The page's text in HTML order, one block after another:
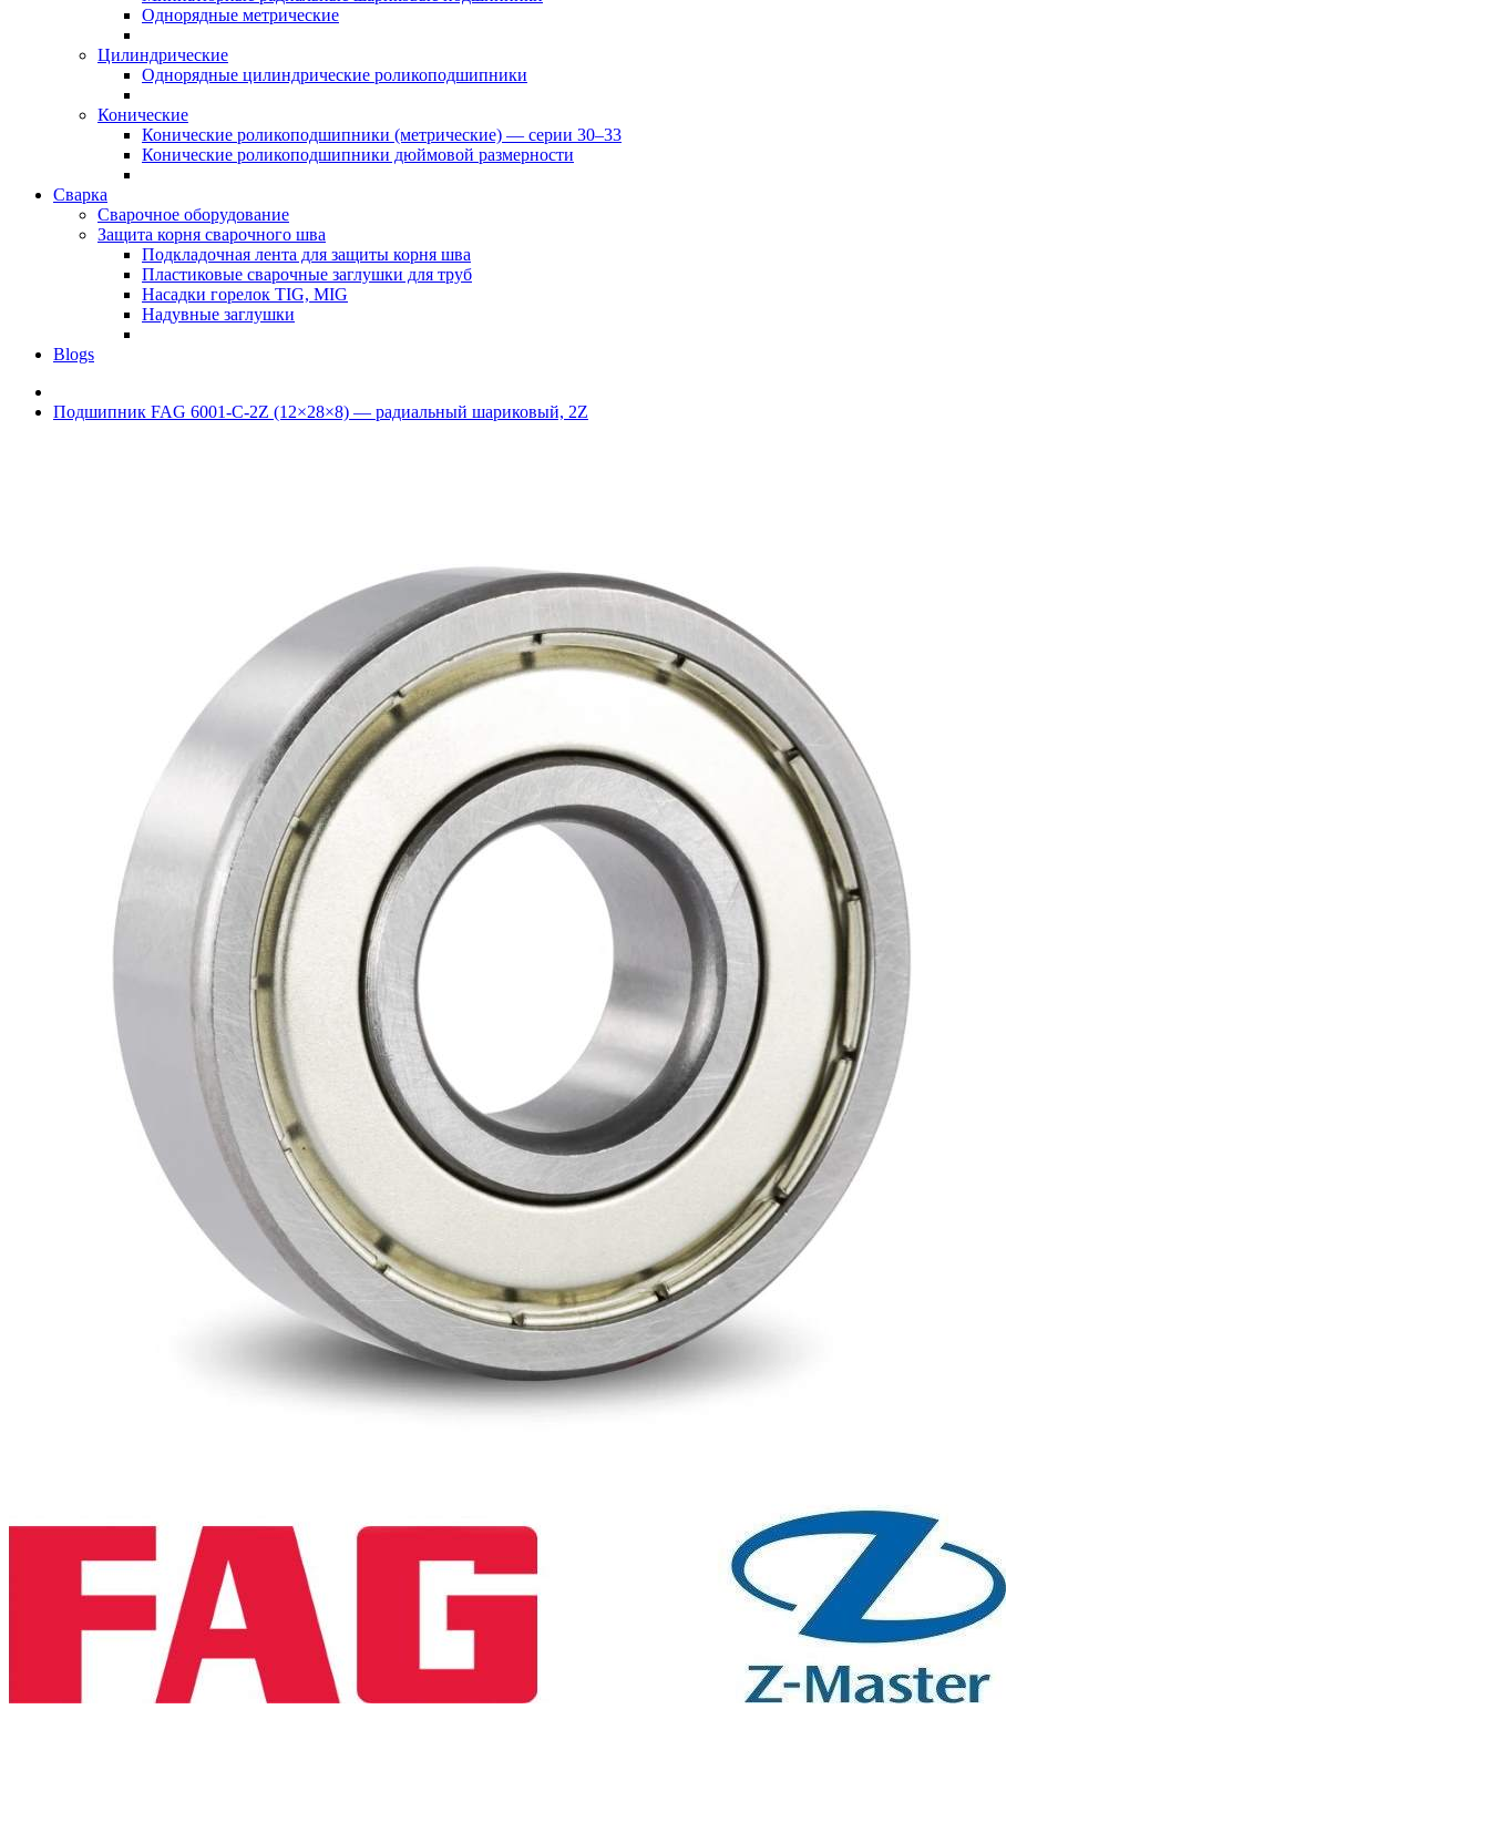
Однорядные метрические
Цилиндрические
Однорядные цилиндрические роликоподшипники
Конические
Конические роликоподшипники (метрические) — серии 30–33
Конические роликоподшипники дюймовой размерности
Сварка
Сварочное оборудование
Защита корня сварочного шва
Подкладочная лента для защиты корня шва
Пластиковые сварочные заглушки для труб
Насадки горелок TIG, MIG
Надувные заглушки
Blogs
Подшипник FAG 6001-C-2Z (12×28×8) — радиальный шариковый, 2Z